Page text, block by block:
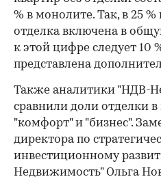
% в монолите. Так, в 25
отделка включена в
к этой цифре следует 10
представлена
Также аналитики "НДВ-
сравнили доли отделки в
"комфорт" и "бизнес".
директора по
инвестиционному
Недвижимость" Ольга